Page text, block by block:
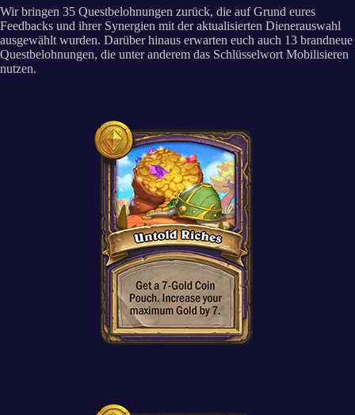
Wir bringen 35 Questbelohnungen zurück, die auf Grund eures
Feedbacks und ihrer Synergien mit der aktualisierten Dienerauswahl
ausgewählt wurden. Darüber hinaus erwarten euch auch 13 brandneue
Questbelohnungen, die unter anderem das Schlüsselwort Mobilisieren
nutzen.